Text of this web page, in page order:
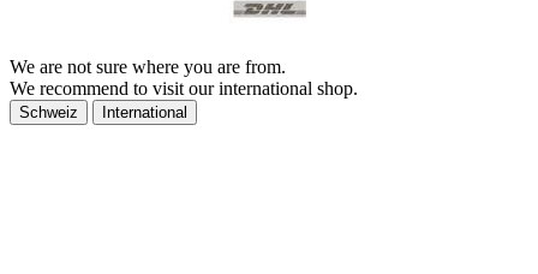
We are not sure where you are from.
We recommend to visit our international shop.
Schweiz International